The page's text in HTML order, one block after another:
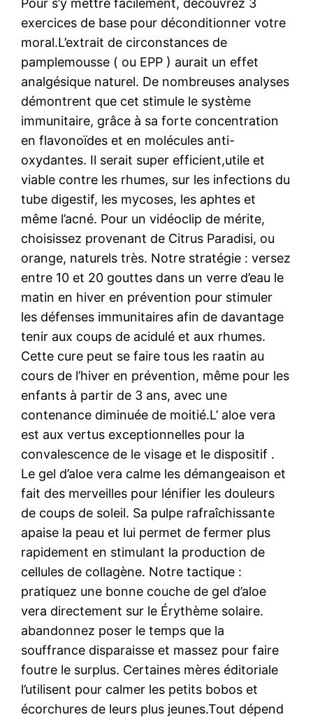
Pour s’y mettre facilement, découvrez 3
exercices de base pour déconditionner votre
moral.L’extrait de circonstances de
pamplemousse ( ou EPP ) aurait un effet
analgésique naturel. De nombreuses analyses
démontrent que cet stimule le système
immunitaire, grâce à sa forte concentration
en flavonoïdes et en molécules anti-
oxydantes. Il serait super efficient,utile et
viable contre les rhumes, sur les infections du
tube digestif, les mycoses, les aphtes et
même l’acné. Pour un vidéoclip de mérite,
choisissez provenant de Citrus Paradisi, ou
orange, naturels très. Notre stratégie : versez
entre 10 et 20 gouttes dans un verre d’eau le
matin en hiver en prévention pour stimuler
les défenses immunitaires afin de davantage
tenir aux coups de acidulé et aux rhumes.
Cette cure peut se faire tous les raatin au
cours de l’hiver en prévention, même pour les
enfants à partir de 3 ans, avec une
contenance diminuée de moitié.L’ aloe vera
est aux vertus exceptionnelles pour la
convalescence de le visage et le dispositif .
Le gel d’aloe vera calme les démangeaison et
fait des merveilles pour lénifier les douleurs
de coups de soleil. Sa pulpe rafraîchissante
apaise la peau et lui permet de fermer plus
rapidement en stimulant la production de
cellules de collagène. Notre tactique :
pratiquez une bonne couche de gel d’aloe
vera directement sur le Érythème solaire.
abandonnez poser le temps que la
souffrance disparaisse et massez pour faire
foutre le surplus. Certaines mères éditoriale
l’utilisent pour calmer les petits bobos et
écorchures de leurs plus jeunes.Tout dépend